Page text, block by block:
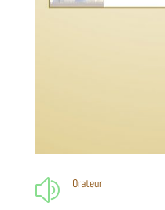
z Orateur